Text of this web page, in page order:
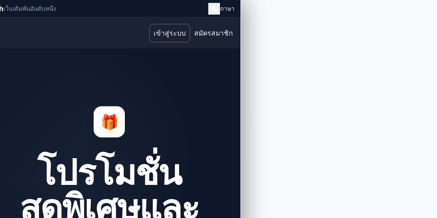
เว็บเดิมพันอันดับหนึ่ง ภาษา
เข้าสู่ระบบ สมัครสมาชิก
🎁
โปรโมชั่น
สุดพิเศษและ